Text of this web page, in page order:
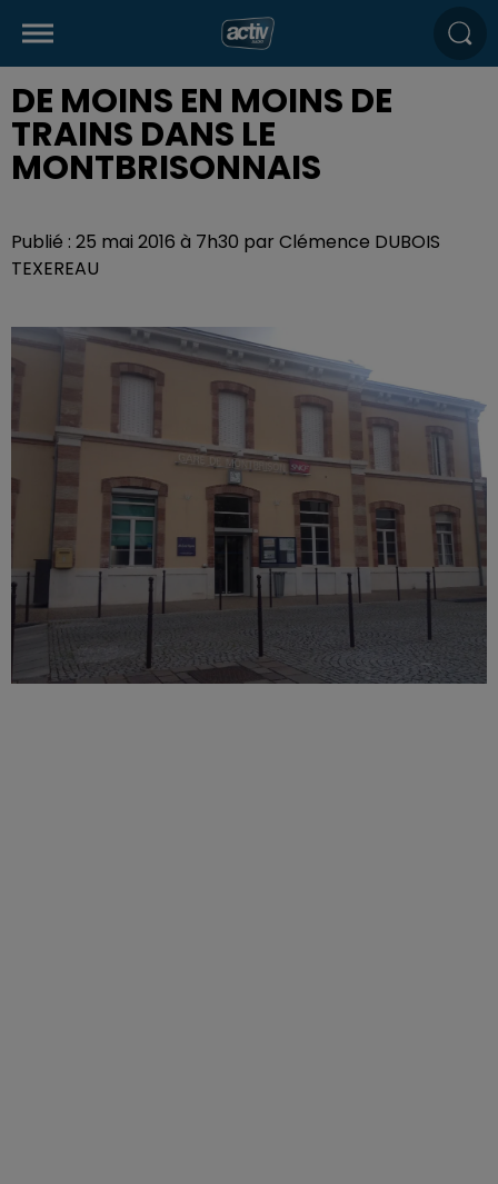
DE MOINS EN MOINS DE
TRAINS DANS LE
MONTBRISONNAIS
Publié : 25 mai 2016 à 7h30 par Clémence DUBOIS
TEXEREAU